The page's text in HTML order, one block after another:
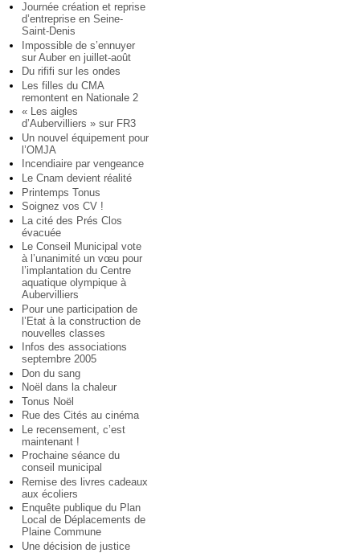
Journée création et reprise
d’entreprise en Seine-
Saint-Denis
Impossible de s’ennuyer
sur Auber en juillet-août
Du rififi sur les ondes
Les filles du CMA
remontent en Nationale 2
« Les aigles
d’Aubervilliers » sur FR3
Un nouvel équipement pour
l’OMJA
Incendiaire par vengeance
Le Cnam devient réalité
Printemps Tonus
Soignez vos CV !
La cité des Prés Clos
évacuée
Le Conseil Municipal vote
à l’unanimité un vœu pour
l’implantation du Centre
aquatique olympique à
Aubervilliers
Pour une participation de
l’Etat à la construction de
nouvelles classes
Infos des associations
septembre 2005
Don du sang
Noël dans la chaleur
Tonus Noël
Rue des Cités au cinéma
Le recensement, c’est
maintenant !
Prochaine séance du
conseil municipal
Remise des livres cadeaux
aux écoliers
Enquête publique du Plan
Local de Déplacements de
Plaine Commune
Une décision de justice